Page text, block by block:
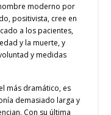
moderno por
positivista, cree en
a los pacientes,
y la muerte, y
y medidas
más dramático, es
demasiado larga y
Con su última